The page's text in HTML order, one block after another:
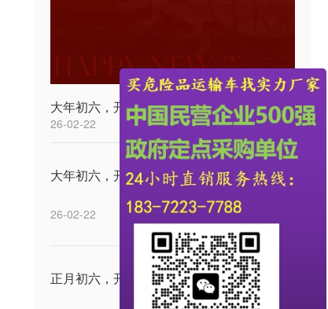
大年初六，开工大吉
26-02-22
大年初六，开工大吉
26-02-22
正月初六，开工大吉